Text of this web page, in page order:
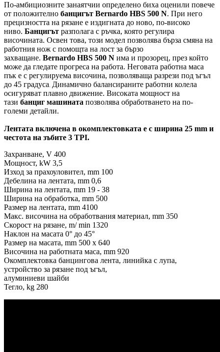
По-амбициозните занаятчии определено биха оценили повече
от положително банцигът Bernardo HBS 500 N. При него
прецизността на рязане е издигната до ново, по-високо
ниво. Банцигът разполага с ръчка, която регулира
височината. Освен това, този модел позволява бърза смяна на
работния нож с помощта на лост за бързо
захващане. Bernardo HBS 500 N има и прозорец, през който
може да гледате прогреса на работа. Неговата работна маса
пък е с регулируема височина, позволяваща разрези под ъгъл
до 45 градуса. Динамично балансираните работни колела
осигуряват плавно движение. Високата мощност на
тази банциг машината позволява обработването на по-
големи детайли.
Лентата включена в окомплектовката е с ширина 25 mm и
честота на зъбите 3 TPI.
Захранване, V 400
Мощност, kW 3,5
Изход за прахоуловител, mm 100
Дебелина на лентата, mm 0,6
Ширина на лентата, mm 19 - 38
Ширина на обработка, mm 500
Размер на лентата, mm 4100
Макс. височина на обработвания материал, mm 350
Скорост на рязане, m/ min 1320
Наклон на масата 0° до 45°
Размер на масата, mm 500 х 640
Височина на работната маса, mm 920
Окомплектовка банцингова лента, линийка с лупа,
устройство за рязане под ъгъл,
алуминиеви шайби
Тегло, kg 280